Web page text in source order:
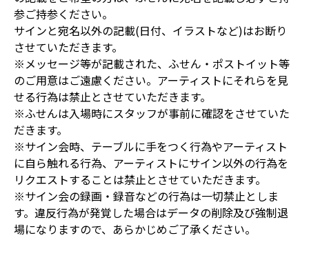
参ご持参ください。
サインと宛名以外の記載(日付、イラストなど)はお断り
させていただきます。
※メッセージ等が記載された、ふせん・ポストイット等
のご用意はご遠慮ください。アーティストにそれらを見
せる行為は禁止とさせていただきます。
※ふせんは入場時にスタッフが事前に確認をさせていた
だきます。
※サイン会時、テーブルに手をつく行為やアーティスト
に自ら触れる行為、アーティストにサイン以外の行為を
リクエストすることは禁止とさせていただきます。
※サイン会の録画・録音などの行為は一切禁止としま
す。違反行為が発覚した場合はデータの削除及び強制退
場になりますので、あらかじめご了承ください。